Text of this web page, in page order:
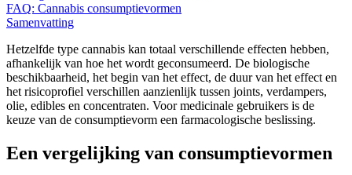
FAQ: Cannabis consumptievormen
Samenvatting
Hetzelfde type cannabis kan totaal verschillende effecten hebben,
afhankelijk van hoe het wordt geconsumeerd. De biologische
beschikbaarheid, het begin van het effect, de duur van het effect en
het risicoprofiel verschillen aanzienlijk tussen joints, verdampers,
olie, edibles en concentraten. Voor medicinale gebruikers is de
keuze van de consumptievorm een farmacologische beslissing.
Een vergelijking van consumptievormen